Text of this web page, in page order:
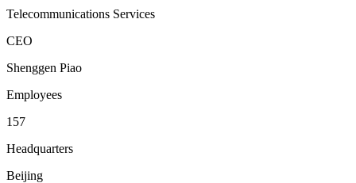
Telecommunications Services
CEO
Shenggen Piao
Employees
157
Headquarters
Beijing